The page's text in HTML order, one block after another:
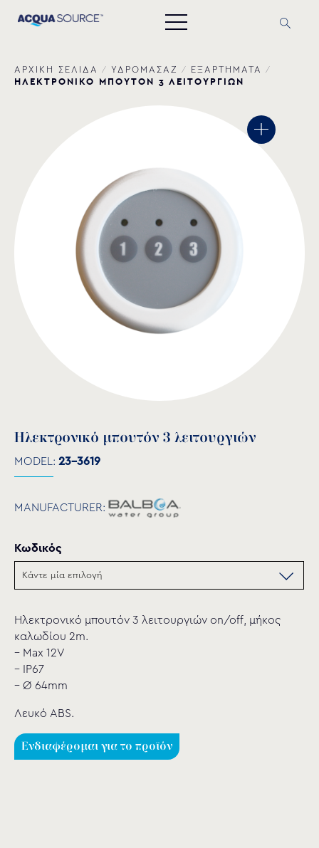
ΑΡΧΙΚΗ ΣΕΛΙΔΑ / ΥΔΡΟΜΑΣΑΖ / ΕΞΑΡΤΗΜΑΤΑ /
ΗΛΕΚΤΡΟΝΙΚΟ ΜΠΟΥΤΟΝ 3 ΛΕΙΤΟΥΡΓΙΩΝ
Ηλεκτρονικό μπουτόν 3 λειτουργιών
MODEL: 23-3619
MANUFACTURER:
Κωδικός
Ηλεκτρονικό μπουτόν 3 λειτουργιών on/off, μήκος
καλωδίου 2m.
– Max 12V
– IP67
– Ø 64mm
Λευκό ABS.
Ενδιαφέρομαι για το προϊόν